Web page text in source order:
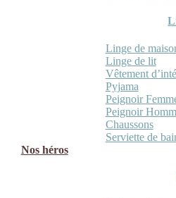
Linge de
Linge de lit
Vêtement
Pyjama
Peignoir
Peignoir
Chaussons
Serviette de
Nos héros